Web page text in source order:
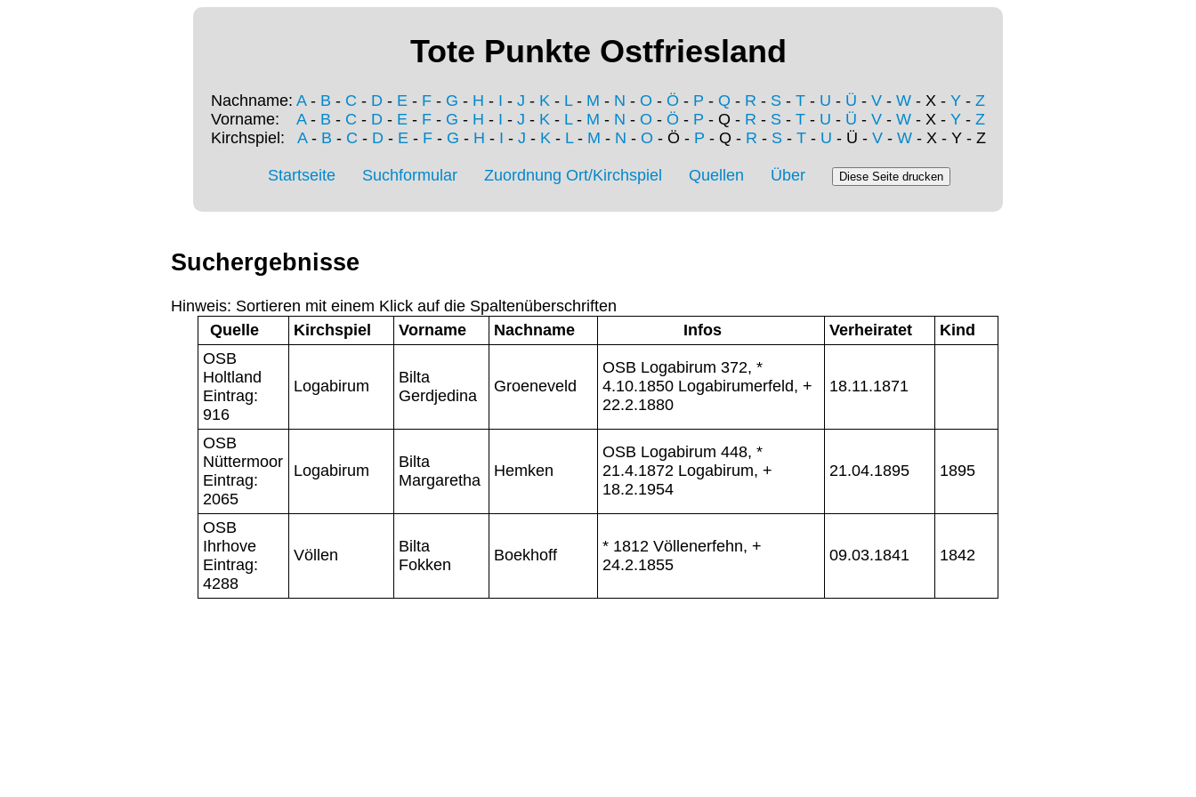
Tote Punkte Ostfriesland
Nachname: A- B - C - D - E - F - G - H - I - J - K - L- M - N - O - Ö - P - Q - R - S - T - U - Ü - V - W - X - Y - Z
Vorname: A- B - C - D - E - F - G - H - I - J - K - L- M - N - O - Ö - P - Q - R - S - T - U - Ü - V - W - X - Y - Z
Kirchspiel: A- B - C - D- E- F- G - H - I - J - K- L- M - N - O - Ö - P - Q - R - S- T- U - Ü - V- W- X - Y - Z
Startseite Suchformular Zuordnung Ort/Kirchspiel Quellen Über
Suchergebnisse
Hinweis: Sortieren mit einem Klick auf die Spaltenüberschriften
Quelle
Kirchspiel Vorname Nachname Infos Verheiratet
Kind
OSB
Holtland
Eintrag:
916
Logabirum
Bilta
Gerdjedina
Groeneveld
OSB Logabirum 372, *
4.10.1850 Logabirumerfeld, +
22.2.1880
18.11.1871
OSB
Nüttermoor
Eintrag:
2065
Logabirum
Bilta
Margaretha
Hemken
OSB Logabirum 448, *
21.4.1872 Logabirum, +
18.2.1954
21.04.1895 1895
OSB
Ihrhove
Eintrag:
4288
Völlen
Bilta
Fokken
Boekhoff
* 1812 Völlenerfehn, +
24.2.1855
09.03.1841 1842